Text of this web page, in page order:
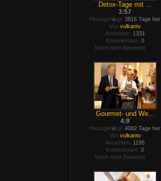
Detox-Tage mit ...
3:57
Hinzugef�gt: 3816 Tage her
Von vulkantv
Ansichten: 1331
Kommentare: 0
Noch nicht Bewertet
Gourmet- und We...
4:9
Hinzugef�gt: 4082 Tage her
Von vulkantv
Ansichten: 1195
Kommentare: 0
Noch nicht Bewertet